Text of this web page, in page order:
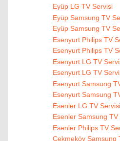
Eyüp LG TV Servisi
Eyüp Samsung TV
Eyüp Samsung TV
Esenyurt Philips TV
Esenyurt Philips TV
Esenyurt LG TV
Esenyurt LG TV
Esenyurt Samsung
Esenyurt Samsung
Esenler LG TV Servisi
Esenler Samsung TV
Esenler Philips TV
Çekmeköy Samsung